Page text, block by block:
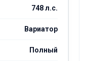
748 л.с.
Вариатор
Полный